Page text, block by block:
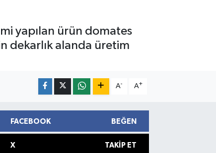
yapılan ürün domates
dekarlık alanda üretim
A- A+
FACEBOOK BEĞEN
X TAKIP ET